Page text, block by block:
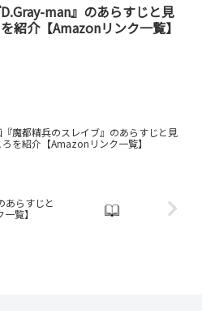
man』のあらすじと見
紹介【Amazonリンク一覧】
魔都精兵のスレイブ』のあらすじと見
ろを紹介【Amazonリンク一覧】
あらすじと
覧】